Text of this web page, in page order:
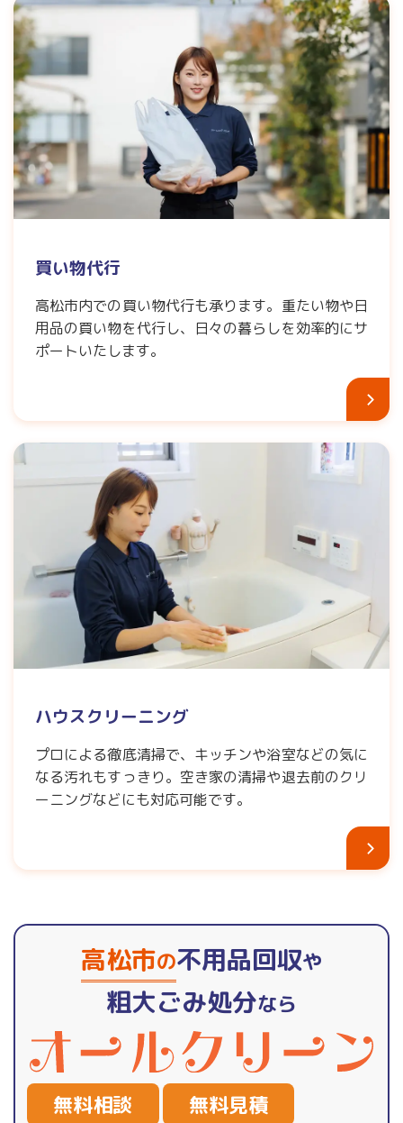
買い物代行
高松市内での買い物代行も承ります。重たい物や日
用品の買い物を代行し、日々の暮らしを効率的にサ
ポートいたします。
ハウスクリーニング
プロによる徹底清掃で、キッチンや浴室などの気に
なる汚れもすっきり。空き家の清掃や退去前のクリ
ーニングなどにも対応可能です。
高松市の不用品回収や
粗大ごみ処分なら
無料相談 無料見積